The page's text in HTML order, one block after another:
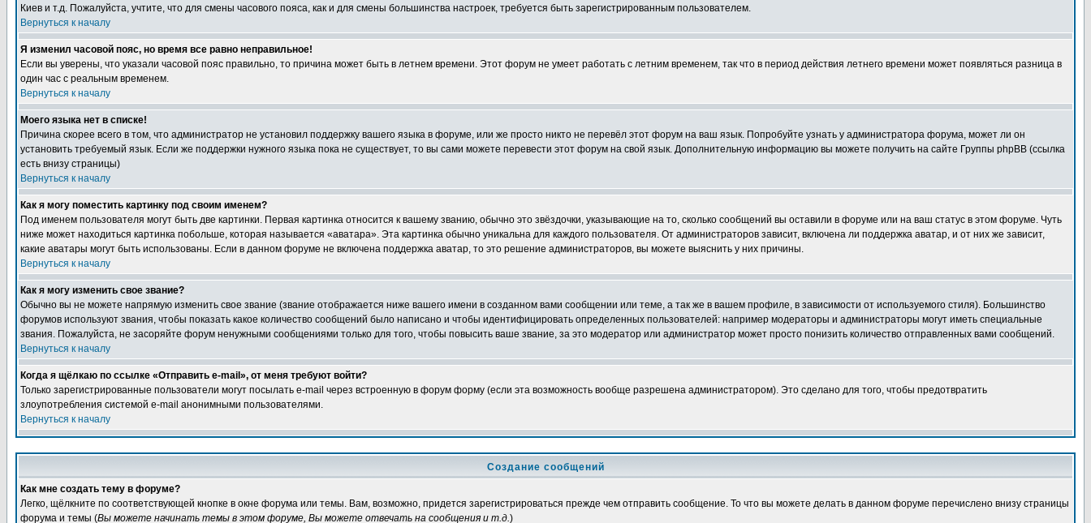
Киев и т.д. Пожалуйста, учтите, что для смены часового пояса, как и для смены большинства настроек, требуется быть зарегистрированным пользователем.
Вернуться к началу
Я изменил часовой пояс, но время все равно неправильное!
Если вы уверены, что указали часовой пояс правильно, то причина может быть в летнем времени. Этот форум не умеет работать с летним временем, так что в период действия летнего времени может появляться разница в
один час с реальным временем.
Вернуться к началу
Моего языка нет в списке!
Причина скорее всего в том, что администратор не установил поддержку вашего языка в форуме, или же просто никто не перевёл этот форум на ваш язык. Попробуйте узнать у администратора форума, может ли он
установить требуемый язык. Если же поддержки нужного языка пока не существует, то вы сами можете перевести этот форум на свой язык. Дополнительную информацию вы можете получить на сайте Группы phpBB (ссылка
есть внизу страницы)
Вернуться к началу
Как я могу поместить картинку под своим именем?
Под именем пользователя могут быть две картинки. Первая картинка относится к вашему званию, обычно это звёздочки, указывающие на то, сколько сообщений вы оставили в форуме или на ваш статус в этом форуме. Чуть
ниже может находиться картинка побольше, которая называется «аватара». Эта картинка обычно уникальна для каждого пользователя. От администраторов зависит, включена ли поддержка аватар, и от них же зависит,
какие аватары могут быть использованы. Если в данном форуме не включена поддержка аватар, то это решение администраторов, вы можете выяснить у них причины.
Вернуться к началу
Как я могу изменить свое звание?
Обычно вы не можете напрямую изменить свое звание (звание отображается ниже вашего имени в созданном вами сообщении или теме, а так же в вашем профиле, в зависимости от используемого стиля). Большинство
форумов используют звания, чтобы показать какое количество сообщений было написано и чтобы идентифицировать определенных пользователей: например модераторы и администраторы могут иметь специальные
звания. Пожалуйста, не засоряйте форум ненужными сообщениями только для того, чтобы повысить ваше звание, за это модератор или администратор может просто понизить количество отправленных вами сообщений.
Вернуться к началу
Когда я щёлкаю по ссылке «Отправить e-mail», от меня требуют войти?
Только зарегистрированные пользователи могут посылать e-mail через встроенную в форум форму (если эта возможность вообще разрешена администратором). Это сделано для того, чтобы предотвратить
злоупотребления системой e-mail анонимными пользователями.
Вернуться к началу
Создание сообщений
Как мне создать тему в форуме?
Легко, щёлкните по соответствующей кнопке в окне форума или темы. Вам, возможно, придется зарегистрироваться прежде чем отправить сообщение. То что вы можете делать в данном форуме перечислено внизу страницы
форума и темы (Вы можете начинать темы в этом форуме, Вы можете отвечать на сообщения и т.д.)